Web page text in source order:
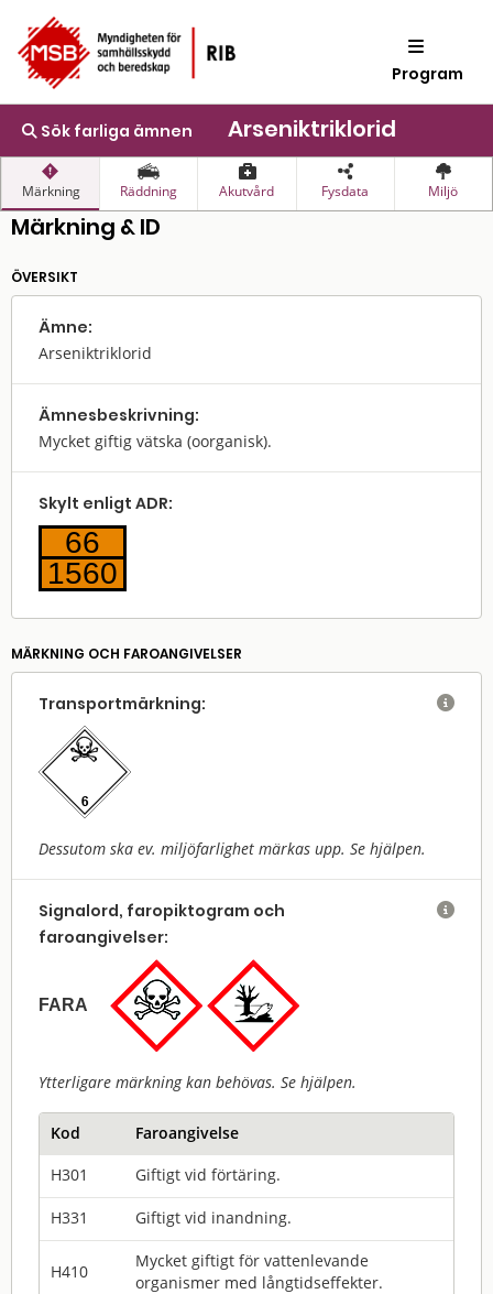
Program
Sök farliga ämnen Arseniktriklorid
Märkning Räddning Akutvård Fysdata Miljö
Märkning & ID
ÖVERSIKT
Ämne:
Arseniktriklorid
Ämnes­beskrivning:
Mycket giftig vätska (oorganisk).
Skylt enligt ADR:
66
1560
MÄRKNING OCH FAROANGIVELSER
Transport­märkning:
Dessutom ska ev. miljöfarlighet märkas upp. Se hjälpen.

Signalord, faropiktogram och
faroangivelser:
FARA
Ytterligare märkning kan behövas. Se hjälpen.

Kod
Faroangivelse
H301
Giftigt vid förtäring.
H331 Giftigt vid inandning.
H410
Mycket giftigt för vattenlevande
organismer med långtidseffekter.